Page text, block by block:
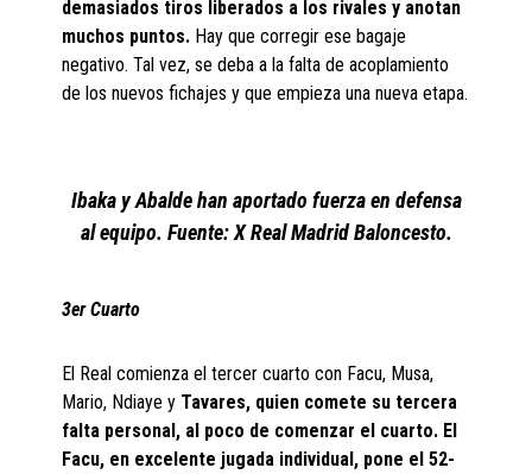
demasiados tiros liberados a los rivales y anotan
muchos puntos. Hay que corregir ese bagaje
negativo. Tal vez, se deba a la falta de acoplamiento
de los nuevos fichajes y que empieza una nueva etapa.
Ibaka y Abalde han aportado fuerza en defensa
al equipo. Fuente: X Real Madrid Baloncesto.
3er Cuarto
El Real comienza el tercer cuarto con Facu, Musa,
Mario, Ndiaye y Tavares, quien comete su tercera
falta personal, al poco de comenzar el cuarto. El
Facu, en excelente jugada individual, pone el 52-